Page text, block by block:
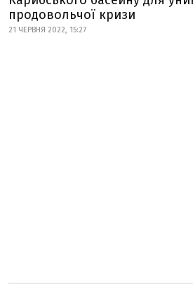
продовольчої кризи
21 ЧЕРВНЯ 2022, 15:27